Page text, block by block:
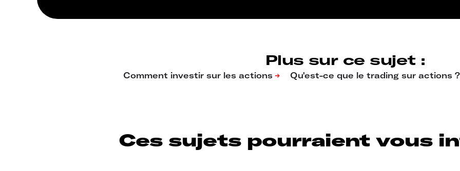
Plus sur ce sujet :
Ces sujets pourraient vous